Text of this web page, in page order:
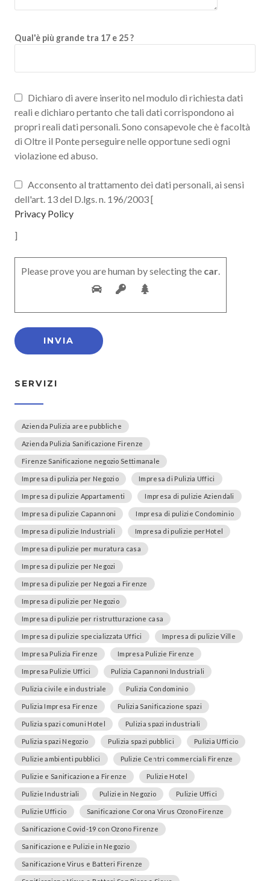
Qual'è più grande tra 17 e 25 ?
Dichiaro di avere inserito nel modulo di richiesta dati
reali e dichiaro pertanto che tali dati corrispondono ai
propri reali dati personali. Sono consapevole che è facoltà
di Oltre il Ponte perseguire nelle opportune sedi ogni
violazione ed abuso.
Acconsento al trattamento dei dati personali, ai sensi
dell'art. 13 del D.lgs. n. 196/2003 [
Privacy Policy
]
Please prove you are human by selecting the car.
SERVIZI
Azienda Pulizia aree pubbliche
Azienda Pulizia Sanificazione Firenze
Firenze Sanificazione negozio Settimanale
Impresa di pulizia per Negozio Impresa di Pulizia Uffici
Impresa di pulizie Appartamenti Impresa di pulizie Aziendali
Impresa di pulizie Capannoni Impresa di pulizie Condominio
Impresa di pulizie Industriali Impresa di pulizie perHotel
Impresa di pulizie per muratura casa
Impresa di pulizie per Negozi
Impresa di pulizie per Negozi a Firenze
Impresa di pulizie per Negozio
Impresa di pulizie per ristrutturazione casa
Impresa di pulizie specializzata Uffici Impresa di pulizie Ville
Impresa Pulizia Firenze Impresa Pulizie Firenze
Impresa Pulizie Uffici Pulizia Capannoni Industriali
Pulizia civile e industriale Pulizia Condominio
Pulizia Impresa Firenze Pulizia Sanificazione spazi
Pulizia spazi comuni Hotel Pulizia spazi industriali
Pulizia spazi Negozio Pulizia spazi pubblici Pulizia Ufficio
Pulizie ambienti pubblici Pulizie Centri commerciali Firenze
Pulizie e Sanificazione a Firenze Pulizie Hotel
Pulizie Industriali Pulizie in Negozio Pulizie Uffici
Pulizie Ufficio Sanificazione Corona Virus Ozono Firenze
Sanificazione Covid-19 con Ozono Firenze
Sanificazione e Pulizie in Negozio
Sanificazione Virus e Batteri Firenze